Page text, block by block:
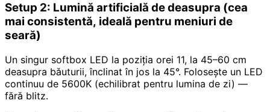
Setup 2: Lumină artificială de deasupra (cea
mai consistentă, ideală pentru meniuri de
seară)
Un singur softbox LED la poziția orei 11, la 45–60 cm
deasupra băuturii, înclinat în jos la 45°. Folosește un LED
continuu de 5600K (echilibrat pentru lumina de zi) —
fără blitz.